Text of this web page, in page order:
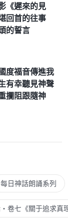
《遲來的見
回首的往事
的誓言
度福音傳進我
有幸聽見神聲
攔阻跟隨神
每日神話朗誦系列
卷七《關于追求真